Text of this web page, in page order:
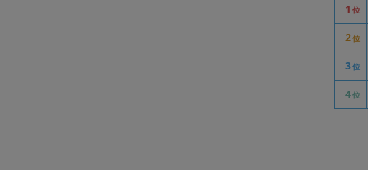
1 位
2位
3位
4位